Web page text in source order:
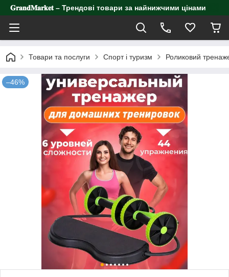
𝐆𝐫𝐚𝐧𝐝𝐌𝐚𝐫𝐤𝐞𝐭 – Трендові товари за найнижчими цінами
Товари та послуги Спорт і туризм Роликовий
–46%